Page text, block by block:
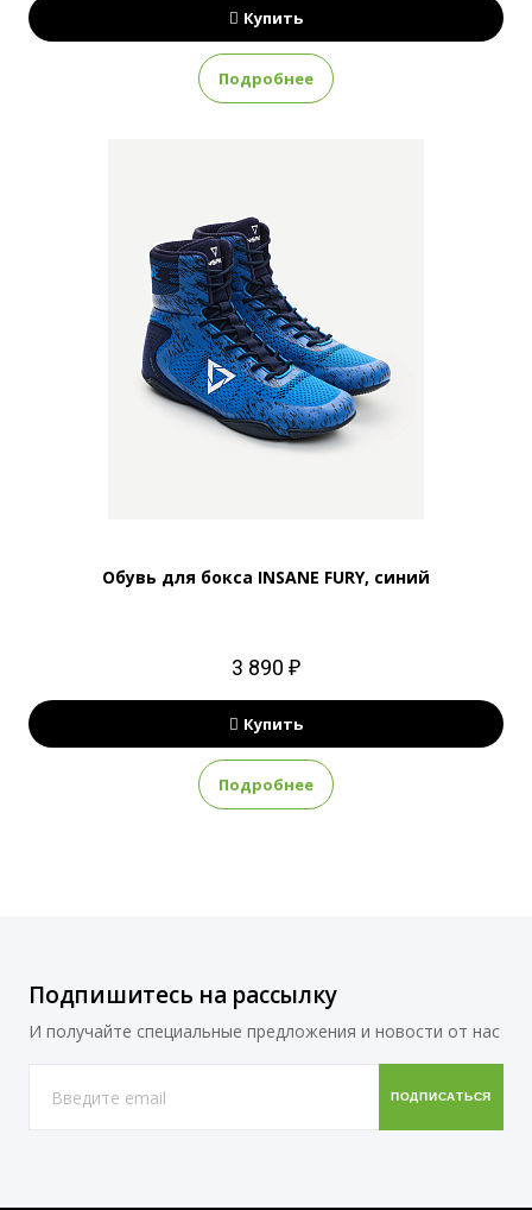
Купить
Подробнее
Обувь для бокса INSANE FURY, синий
3 890 ₽
Купить
Подробнее
Подпишитесь на рассылку
И получайте специальные предложения и новости от нас